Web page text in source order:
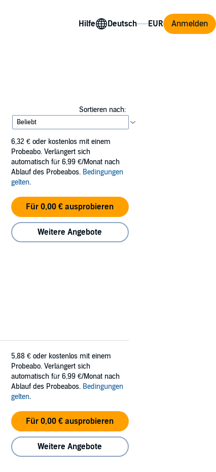
Hilfe Anmelden
Sortieren nach:
6,32 € oder kostenlos mit einem
Probeabo. Verlängert sich
automatisch für 6,99 €/Monat nach
Ablauf des Probeabos. Bedingungen
gelten.
Für 0,00 € ausprobieren
Weitere Angebote
5,88 € oder kostenlos mit einem
Probeabo. Verlängert sich
automatisch für 6,99 €/Monat nach
Ablauf des Probeabos. Bedingungen
gelten.
Für 0,00 € ausprobieren
Weitere Angebote